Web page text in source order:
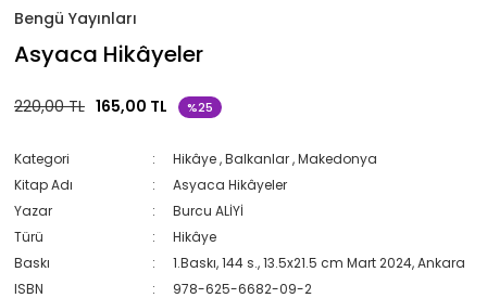
Bengü Yayınları
Asyaca Hikâyeler
220,00 TL 165,00 TL %25
Kategori Hikâye ,Balkanlar ,Makedonya
Kitap Adı
Asyaca Hikâyeler
Yazar
Burcu ALİYİ
Türü
Hikâye
Baskı
1.Baskı, 144 s., 13.5x21.5 cm Mart 2024, Ankara
ISBN
978-625-6682-09-2